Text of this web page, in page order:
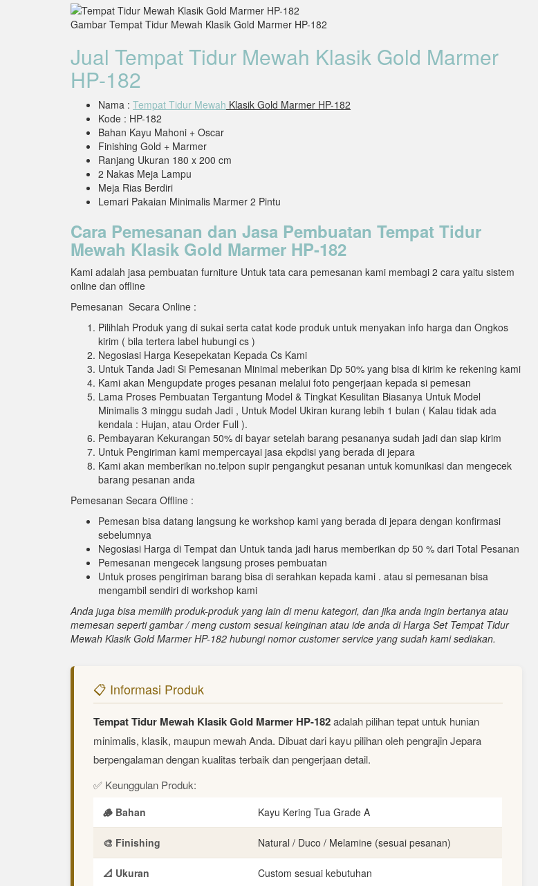
Gambar Tempat Tidur Mewah Klasik Gold Marmer HP-182
Jual Tempat Tidur Mewah Klasik Gold Marmer
HP-182
Nama : Tempat Tidur Mewah Klasik Gold Marmer HP-182
Kode : HP-182
Bahan Kayu Mahoni + Oscar
Finishing Gold + Marmer
Ranjang Ukuran 180 x 200 cm
2 Nakas Meja Lampu
Meja Rias Berdiri
Lemari Pakaian Minimalis Marmer 2 Pintu
Cara Pemesanan dan Jasa Pembuatan Tempat Tidur
Mewah Klasik Gold Marmer HP-182
Kami adalah jasa pembuatan furniture Untuk tata cara pemesanan kami membagi 2 cara yaitu sistem
online dan offline
Pemesanan Secara Online :
Pilihlah Produk yang di sukai serta catat kode produk untuk menyakan info harga dan Ongkos
kirim ( bila tertera label hubungi cs )
Negosiasi Harga Kesepekatan Kepada Cs Kami
Untuk Tanda Jadi Si Pemesanan Minimal meberikan Dp 50% yang bisa di kirim ke rekening kami
Kami akan Mengupdate proges pesanan melalui foto pengerjaan kepada si pemesan
Lama Proses Pembuatan Tergantung Model & Tingkat Kesulitan Biasanya Untuk Model
Minimalis 3 minggu sudah Jadi , Untuk Model Ukiran kurang lebih 1 bulan ( Kalau tidak ada
kendala : Hujan, atau Order Full ).
Pembayaran Kekurangan 50% di bayar setelah barang pesananya sudah jadi dan siap kirim
Untuk Pengiriman kami mempercayai jasa ekpdisi yang berada di jepara
Kami akan memberikan no.telpon supir pengangkut pesanan untuk komunikasi dan mengecek
barang pesanan anda
Pemesanan Secara Offline :
Pemesan bisa datang langsung ke workshop kami yang berada di jepara dengan konfirmasi
sebelumnya
Negosiasi Harga di Tempat dan Untuk tanda jadi harus memberikan dp 50 % dari Total Pesanan
Pemesanan mengecek langsung proses pembuatan
Untuk proses pengiriman barang bisa di serahkan kepada kami . atau si pemesanan bisa
mengambil sendiri di workshop kami
Anda juga bisa memilih produk-produk yang lain di menu kategori, dan jika anda ingin bertanya atau
memesan seperti gambar / meng custom sesuai keinginan atau ide anda di Harga Set Tempat Tidur
Mewah Klasik Gold Marmer HP-182 hubungi nomor customer service yang sudah kami sediakan.
📋 Informasi Produk
Tempat Tidur Mewah Klasik Gold Marmer HP-182adalah pilihan tepat untuk hunian
minimalis, klasik, maupun mewah Anda. Dibuat dari kayu pilihan oleh pengrajin Jepara
berpengalaman dengan kualitas terbaik dan pengerjaan detail.
✅ Keunggulan Produk:
🪵 Bahan Kayu Kering Tua Grade A
🎨 Finishing Natural / Duco / Melamine (sesuai pesanan)
📐 Ukuran Custom sesuai kebutuhan